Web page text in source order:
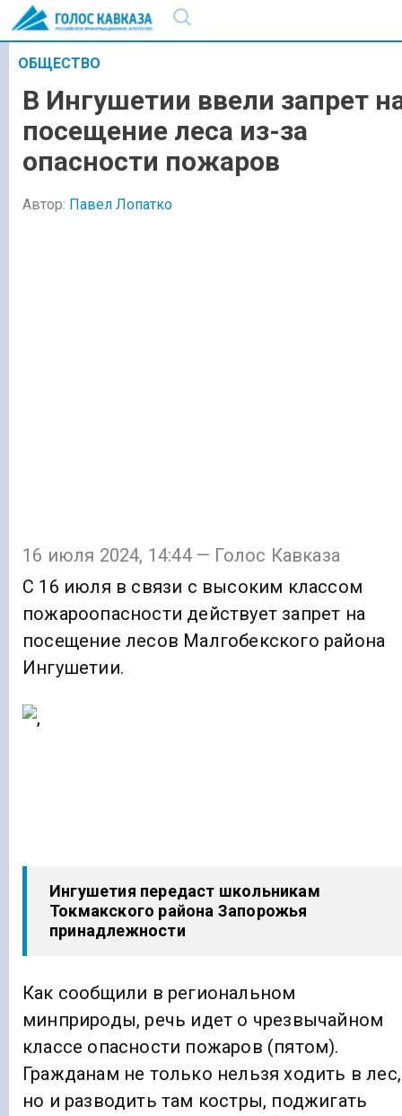
ОБЩЕСТВО
В Ингушетии ввели запрет
посещение леса из-за
опасности пожаров
Автор: Павел Лопатко
16 июля 2024, 14:44 — Голос Кавказа
С 16 июля в связи с высоким классом
пожароопасности действует запрет на
посещение лесов Малгобекского района
Ингушетии.
Ингушетия передаст школьникам
Токмакского района Запорожья
принадлежности
Как сообщили в региональном
минприроды, речь идет о чрезвычайном
классе опасности пожаров (пятом).
Гражданам не только нельзя ходить в лес,
но и разводить там костры, поджигать